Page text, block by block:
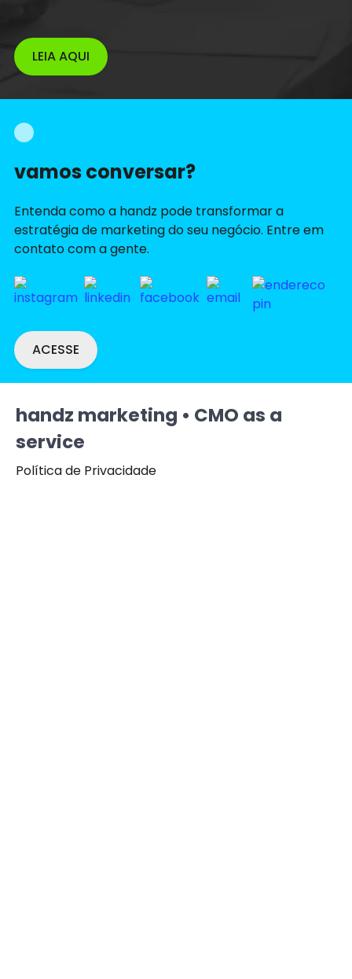
LEIA AQUI
vamos conversar?
Entenda como a handz pode transformar a
estratégia de marketing do seu negócio. Entre em
contato com a gente.
ACESSE
handz marketing • CMO as a
service
Política de Privacidade